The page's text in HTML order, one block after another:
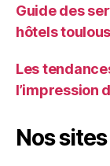
Guide des
hôtels
Les
l’impression
Nos